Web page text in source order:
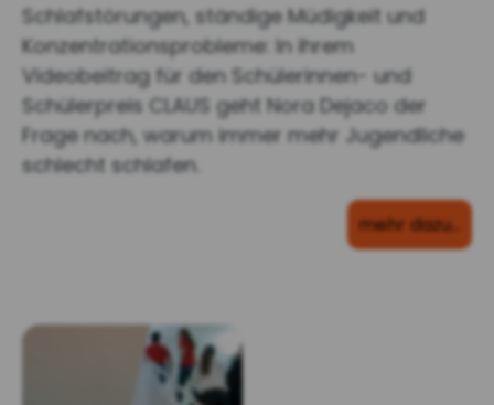
Schlafstörungen, ständige Müdigkeit und
Konzentrationsprobleme: In ihrem
Videobeitrag für den Schülerinnen- und
Schülerpreis CLAUS geht Nora Dejaco der
Frage nach, warum immer mehr Jugendliche
schlecht schlafen.
mehr dazu…